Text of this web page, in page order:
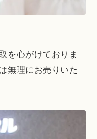
を心がけておりま
無理にお売りいた